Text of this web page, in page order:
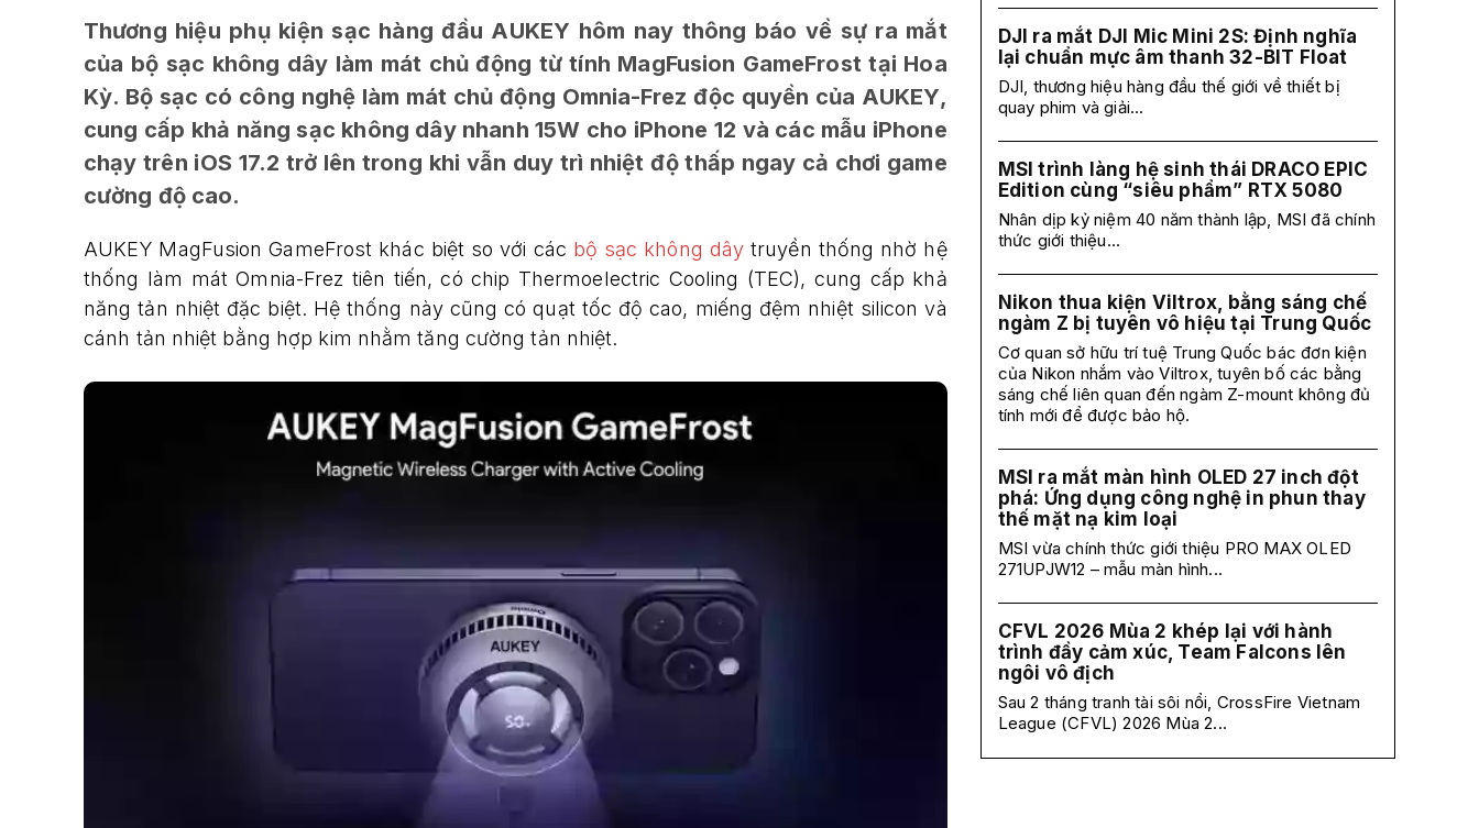
Thương hiệu phụ kiện sạc hàng đầu AUKEY hôm nay thông báo về sự ra mắt
của bộ sạc không dây làm mát chủ động từ tính MagFusion GameFrost tại Hoa
Kỳ. Bộ sạc có công nghệ làm mát chủ động Omnia-Frez độc quyền của AUKEY,
cung cấp khả năng sạc không dây nhanh 15W cho iPhone 12 và các mẫu iPhone
chạy trên iOS 17.2 trở lên trong khi vẫn duy trì nhiệt độ thấp ngay cả chơi game
cường độ cao.
AUKEY MagFusion GameFrost khác biệt so với các bộ sạc không dây truyền thống nhờ hệ
thống làm mát Omnia-Frez tiên tiến, có chip Thermoelectric Cooling (TEC), cung cấp khả
năng tản nhiệt đặc biệt. Hệ thống này cũng có quạt tốc độ cao, miếng đệm nhiệt silicon và
cánh tản nhiệt bằng hợp kim nhằm tăng cường tản nhiệt.
DJI ra mắt DJI Mic Mini 2S: Định nghĩa
lại chuẩn mực âm thanh 32-BIT Float
DJI, thương hiệu hàng đầu thế giới về thiết bị
quay phim và giải...
MSI trình làng hệ sinh thái DRACO EPIC
Edition cùng “siêu phẩm” RTX 5080
Nhân dịp kỷ niệm 40 năm thành lập, MSI đã chính
thức giới thiệu...
Nikon thua kiện Viltrox, bằng sáng chế
ngàm Z bị tuyên vô hiệu tại Trung Quốc
Cơ quan sở hữu trí tuệ Trung Quốc bác đơn kiện
của Nikon nhắm vào Viltrox, tuyên bố các bằng
sáng chế liên quan đến ngàm Z-mount không đủ
tính mới để được bảo hộ.
MSI ra mắt màn hình OLED 27 inch đột
phá: Ứng dụng công nghệ in phun thay
thế mặt nạ kim loại
MSI vừa chính thức giới thiệu PRO MAX OLED
271UPJW12 – mẫu màn hình...
CFVL 2026 Mùa 2 khép lại với hành
trình đầy cảm xúc, Team Falcons lên
ngôi vô địch
Sau 2 tháng tranh tài sôi nổi, CrossFire Vietnam
League (CFVL) 2026 Mùa 2...